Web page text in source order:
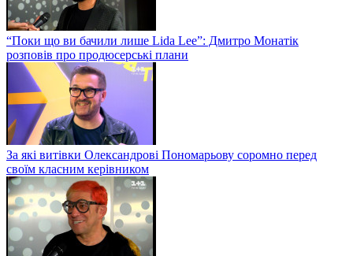
“Поки що ви бачили лише Lida Lee”: Дмитро Монатік
розповів про продюсерські плани
За які витівки Олександрові Пономарьову соромно перед
своїм класним керівником